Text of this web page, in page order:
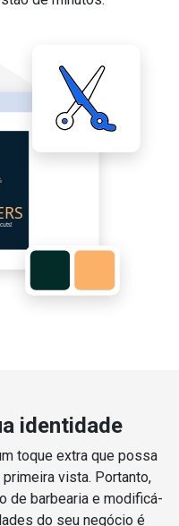
identidade
toque extra que possa
vista. Portanto,
de barbearia e modificá-
do seu negócio é